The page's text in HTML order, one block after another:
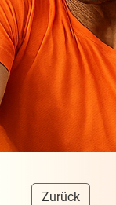
Zurück